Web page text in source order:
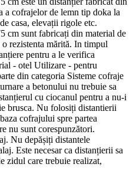
a cofrajelor de lemn tip doka la
casa, elevații rigole etc.
cm sunt fabricați din material de
o rezistenta mărită. In timpul
pentru a le verifica
- otel Utilizare - pentru
din categoria Sisteme cofraje
a betonului nu trebuie sa
cu ciocanul pentru a nu-i
brusca. Nu folosiți distantierii
cofrajului spre partea
nu sunt corespunzători.
Nu depășiți distantele
Este necesar ca distanțierii sa
zidul care trebuie realizat,